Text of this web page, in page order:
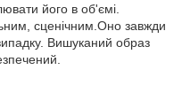
його в об'ємі.
сценічним.Оно завжди
Вишуканий образ